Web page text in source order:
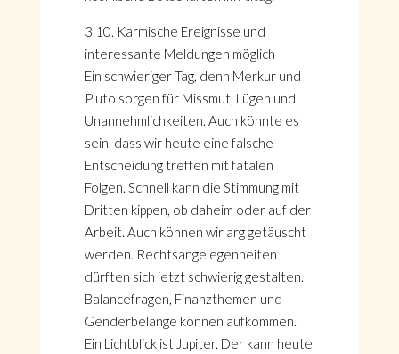
3.10. Karmische Ereignisse und
interessante Meldungen möglich
Ein schwieriger Tag, denn Merkur und
Pluto sorgen für Missmut, Lügen und
Unannehmlichkeiten. Auch könnte es
sein, dass wir heute eine falsche
Entscheidung treffen mit fatalen
Folgen. Schnell kann die Stimmung mit
Dritten kippen, ob daheim oder auf der
Arbeit. Auch können wir arg getäuscht
werden. Rechtsangelegenheiten
dürften sich jetzt schwierig gestalten.
Balancefragen, Finanzthemen und
Genderbelange können aufkommen.
Ein Lichtblick ist Jupiter. Der kann heute